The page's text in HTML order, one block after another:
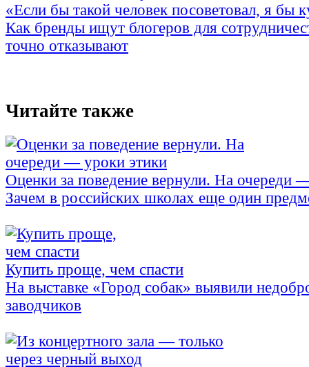
«Если бы такой человек посоветовал, я бы
Как бренды ищут блогеров для
точно отказывают
Читайте также
Оценки за поведение вернули. На очереди
Зачем в российских школах еще один
Купить проще, чем спасти
На выставке «Город собак» выявили
заводчиков